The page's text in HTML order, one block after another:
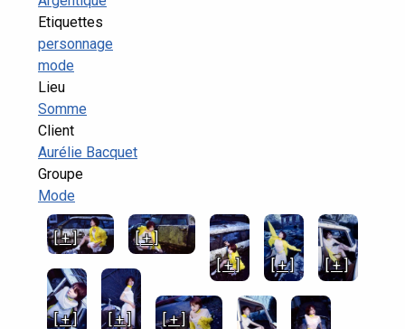
Etiquettes
personnage
mode
Lieu
Somme
Client
Aurélie Bacquet
Groupe
Mode
[ + ]
[ + ]
[ + ]
[ + ] [ + ]
[ + ] [ + ]
[ + ]